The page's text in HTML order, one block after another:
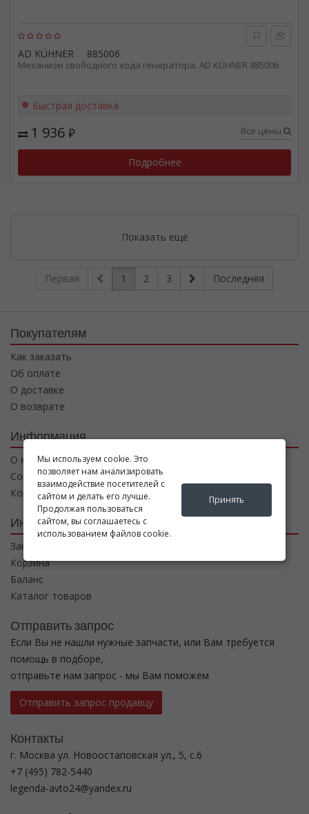
AD KÜHNER 885006
Механизм свободного хода генератора. AD KÜHNER 885006
Быстрая доставка
1 936 ₽ Все цены
Подробнее
Показать ещё
Первая 1 2 3 Последняя
Покупателям
Как заказать
Об оплате
О доставке
О возврате
Информация
О компании
Соглашение
Контакты
Интернет магазин
Заказы
Корзина
Баланс
Каталог товаров
Отправить запрос
Если Вы не нашли нужные запчасти, или Вам требуется
помощь в подборе,
отправьте нам запрос - мы Вам поможем
Отправить запрос продавцу
Контакты
г. Москва ул. Новоостаповская ул., 5, с.6
+7 (495) 782-5440
legenda-avto24@yandex.ru
Мы используем cookie. Это
позволяет нам анализировать
взаимодействие посетителей с
сайтом и делать его лучше.
Продолжая пользоваться
сайтом, вы соглашаетесь с
использованием файлов cookie.
Принять